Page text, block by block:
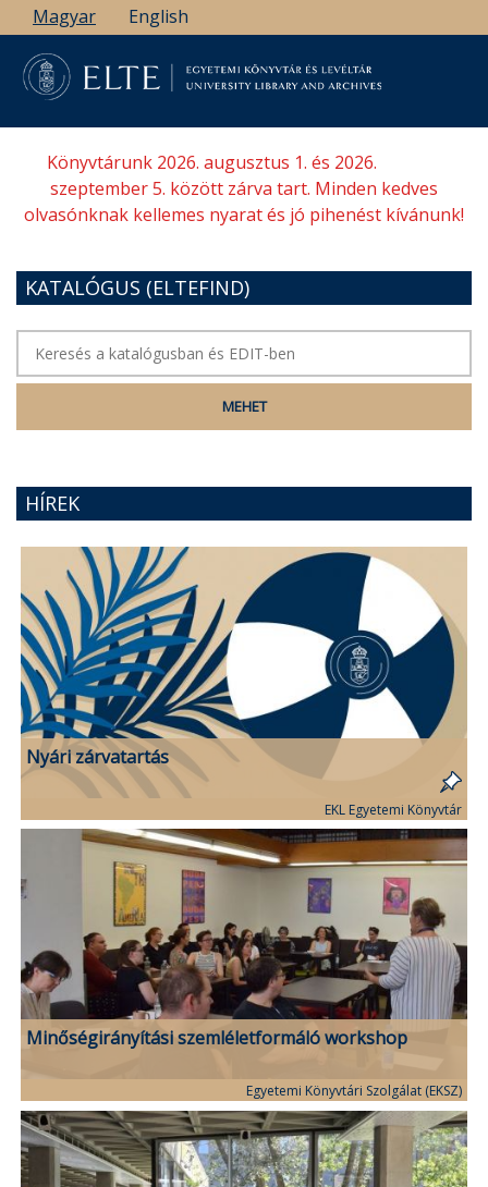
Ugrás
a
tartalomra
Magyar English
Könyvtárunk 2026. augusztus 1. és 2026.
szeptember 5. között zárva tart. Minden kedves
olvasónknak kellemes nyarat és jó pihenést kívánunk!
KATALÓGUS (ELTEFIND)
HÍREK
Nyári zárvatartás
EKL Egyetemi Könyvtár
Minőségirányítási szemléletformáló workshop
Egyetemi Könyvtári Szolgálat (EKSZ)